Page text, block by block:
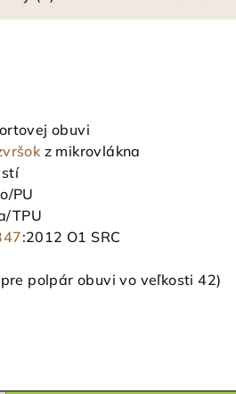
obuvi
z mikrovlákna
PU
TPU
:2012 O1 SRC
polpár obuvi vo veľkosti 42)